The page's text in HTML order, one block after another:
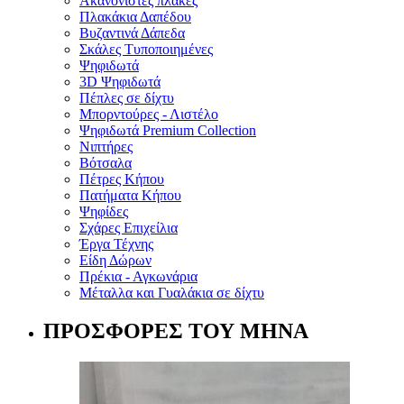
Πλακάκια Δαπέδου
Βυζαντινά Δάπεδα
Σκάλες Τυποποιημένες
Ψηφιδωτά
3D Ψηφιδωτά
Πέπλες σε δίχτυ
Μπορντούρες - Λιστέλο
Ψηφιδωτά Premium Collection
Νιπτήρες
Βότσαλα
Πέτρες Κήπου
Πατήματα Κήπου
Ψηφίδες
Σχάρες Επιχείλια
Έργα Τέχνης
Είδη Δώρων
Πρέκια - Αγκωνάρια
Μέταλλα και Γυαλάκια σε δίχτυ
ΠΡΟΣΦΟΡΕΣ ΤΟΥ ΜΗΝΑ